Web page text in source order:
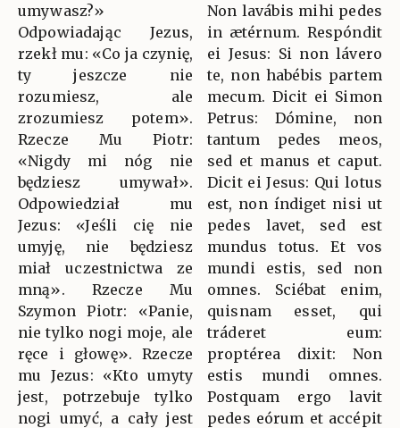
umywasz?»
Odpowiadając Jezus,
rzekł mu: «Co ja czynię,
ty jeszcze nie
rozumiesz, ale
zrozumiesz potem».
Rzecze Mu Piotr:
«Nigdy mi nóg nie
będziesz umywał».
Odpowiedział mu
Jezus: «Jeśli cię nie
umyję, nie będziesz
miał uczestnictwa ze
mną». Rzecze Mu
Szymon Piotr: «Panie,
nie tylko nogi moje, ale
ręce i głowę». Rzecze
mu Jezus: «Kto umyty
jest, potrzebuje tylko
nogi umyć, a cały jest
Non lavábis mihi pedes
in ætérnum. Respóndit
ei Jesus: Si non lávero
te, non habébis partem
mecum. Dicit ei Simon
Petrus: Dómine, non
tantum pedes meos,
sed et manus et caput.
Dicit ei Jesus: Qui lotus
est, non índiget nisi ut
pedes lavet, sed est
mundus totus. Et vos
mundi estis, sed non
omnes. Sciébat enim,
quisnam esset, qui
tráderet eum:
proptérea dixit: Non
estis mundi omnes.
Postquam ergo lavit
pedes eórum et accépit